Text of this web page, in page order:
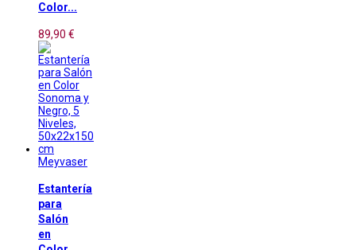
Color...
89,90 €
Meyvaser
Estantería
para
Salón
en